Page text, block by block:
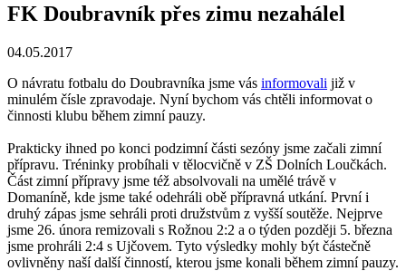
FK Doubravník přes zimu nezahálel
04.05.2017
O návratu fotbalu do Doubravníka jsme vás informovali již v
minulém čísle zpravodaje. Nyní bychom vás chtěli informovat o
činnosti klubu během zimní pauzy.
Prakticky ihned po konci podzimní části sezóny jsme začali zimní
přípravu. Tréninky probíhali v tělocvičně v ZŠ Dolních Loučkách.
Část zimní přípravy jsme též absolvovali na umělé trávě v
Domaníně, kde jsme také odehráli obě přípravná utkání. První i
druhý zápas jsme sehráli proti družstvům z vyšší soutěže. Nejprve
jsme 26. února remizovali s Rožnou 2:2 a o týden později 5. března
jsme prohráli 2:4 s Ujčovem. Tyto výsledky mohly být částečně
ovlivněny naší další činností, kterou jsme konali během zimní pauzy.